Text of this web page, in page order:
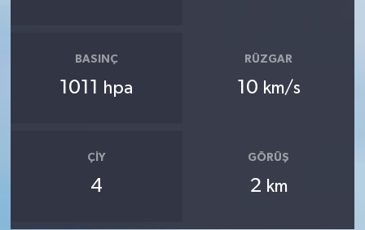
BASINÇ
1011 hpa
RÜZGAR
10 km/s
ÇIY
4
GÖRÜŞ
2 km